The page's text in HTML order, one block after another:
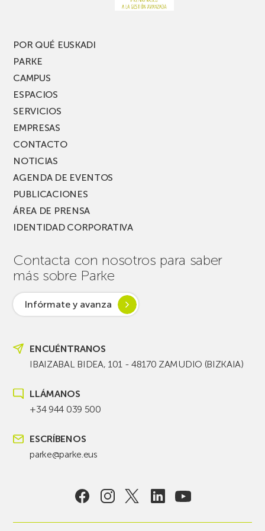
PARKEA
MUSIK
POR QUÉ EUSKADI
PARKE
CAMPUS
ESPACIOS
SERVICIOS
EMPRESAS
CONTACTO
NOTICIAS
AGENDA DE EVENTOS
PUBLICACIONES
ÁREA DE PRENSA
IDENTIDAD CORPORATIVA
Contacta con nosotros para saber
más sobre Parke
Infórmate y avanza
ENCUÉNTRANOS
IBAIZABAL BIDEA, 101 - 48170 ZAMUDIO (BIZKAIA)
LLÁMANOS
+34 944 039 500
ESCRÍBENOS
parke@parke.eus